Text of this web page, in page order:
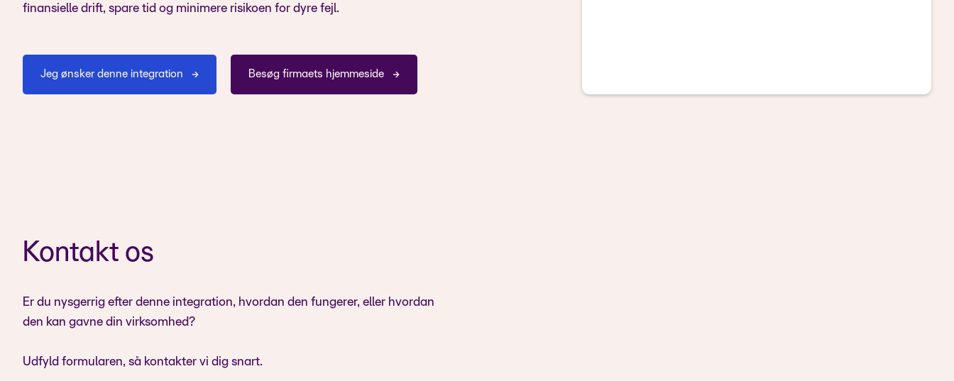
finansielle drift, spare tid og minimere risikoen for dyre fejl.
Jeg ønsker denne integration Besøg firmaets hjemmeside
Kontakt os
Er du nysgerrig efter denne integration, hvordan den fungerer, eller hvordan
den kan gavne din virksomhed?
Udfyld formularen, så kontakter vi dig snart.